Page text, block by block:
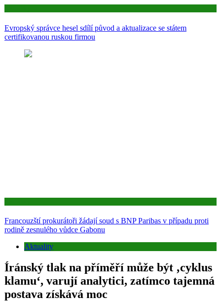
Evropský správce hesel sdílí původ a aktualizace se státem
certifikovanou ruskou firmou
Francouzští prokurátoři žádají soud s BNP Paribas v případu proti
rodině zesnulého vůdce Gabonu
Aktuality
Íránský tlak na příměří může být ‚cyklus
klamu‘, varují analytici, zatímco tajemná
postava získává moc